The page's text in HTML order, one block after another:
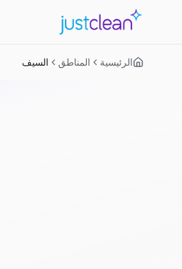
الرئيسية المناطق السيف